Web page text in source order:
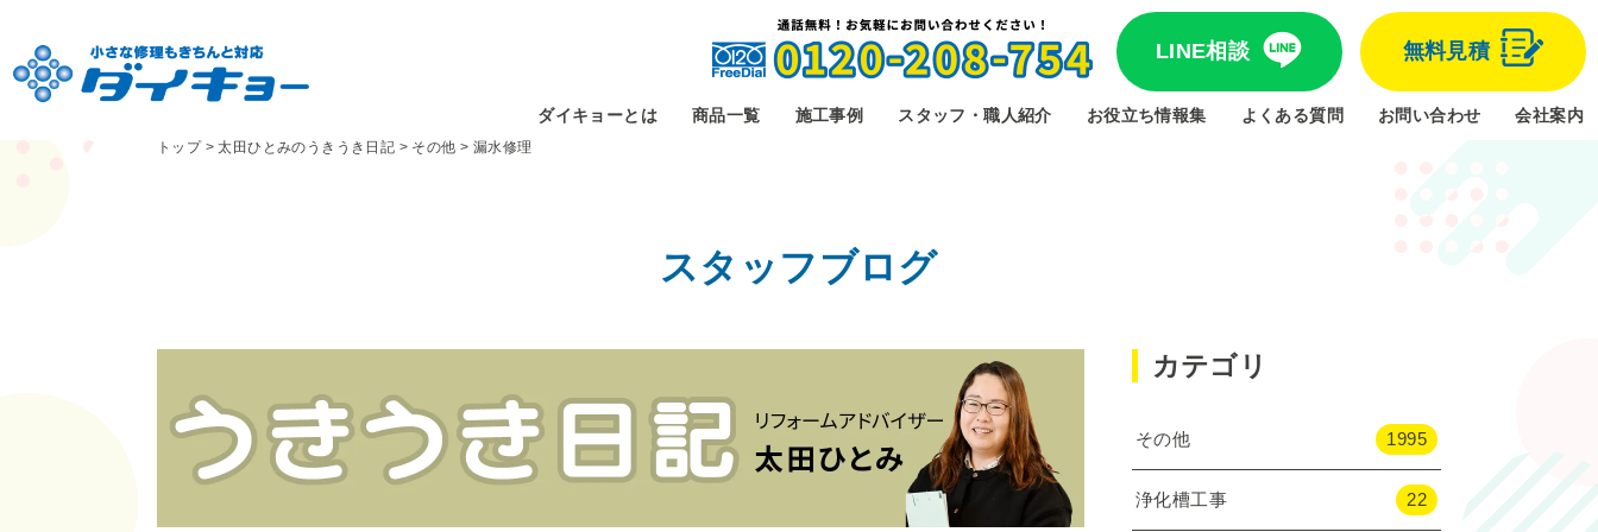
LINE相談 無料見積
ダイキョーとは 商品一覧 施工事例 スタッフ・職人紹介 お役立ち情報集 よくある質問 お問い合わせ 会社案内
トップ>太田ひとみのうきうき日記 > その他 > 漏水修理
スタッフブログ
カテゴリ
その他 1995
浄化槽工事 22